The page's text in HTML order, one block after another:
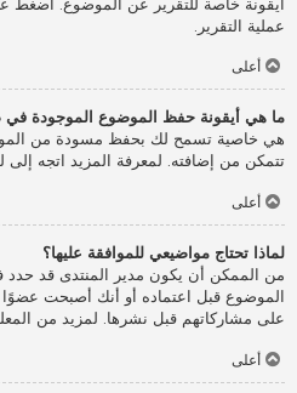
عملية التقرير.
أعلى
ما هي أيقونة حفظ الموضوع الموجودة في
هي خاصية تسمح لك بحفظ مسودة من
تتمكن من إضافته. لمعرفة المزيد اتجه إلى
أعلى
لماذا تحتاج مواضيعي للموافقة عليها؟
من الممكن أن يكون مدير المنتدى قد حدد
الموضوع قبل اعتماده أو أنك أصبحت
على مشاركاتهم قبل نشرها. لمزيد من
أعلى